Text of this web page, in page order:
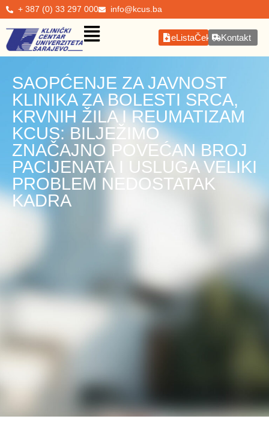
+ 387 (0) 33 297 000 info@kcus.ba
eListaČekanjaKontakt
SAOPĆENJE ZA JAVNOST
KLINIKA ZA BOLESTI SRCA,
KRVNIH ŽILA I REUMATIZAM
KCUS: BILJEŽIMO
ZNAČAJNO POVEĆAN BROJ
PACIJENATA I USLUGA VELIKI
PROBLEM NEDOSTATAK
KADRA